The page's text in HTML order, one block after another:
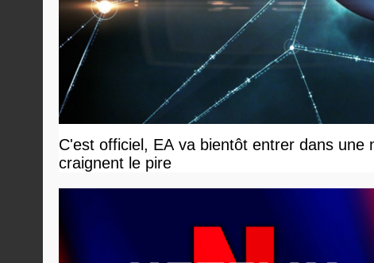
C'est officiel, EA va bientôt entrer dans
craignent le pire